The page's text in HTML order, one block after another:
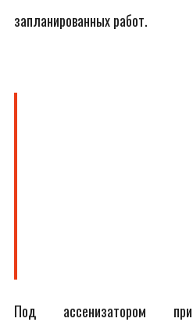
запланированных работ.
Под ассенизатором